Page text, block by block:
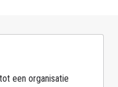
een organisatie